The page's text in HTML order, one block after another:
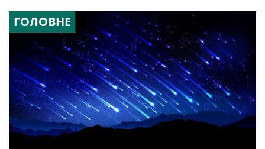
ГОЛОВНЕ